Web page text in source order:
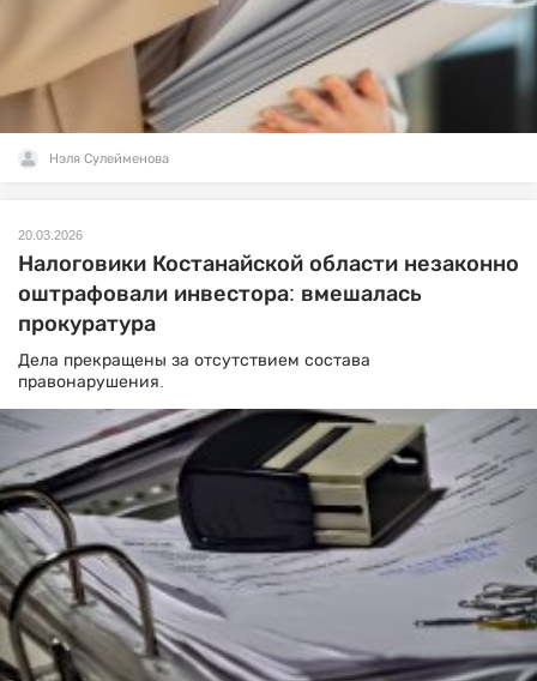
Нэля Сулейменова
20.03.2026
Налоговики Костанайской области незаконно
оштрафовали инвестора: вмешалась
прокуратура
Дела прекращены за отсутствием состава
правонарушения.